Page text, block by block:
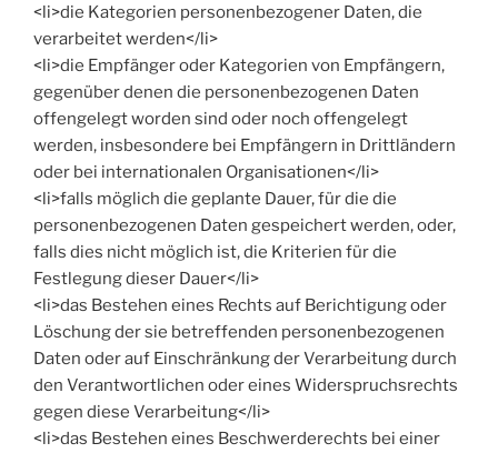
<li>die Kategorien personenbezogener Daten, die
verarbeitet werden</li>
<li>die Empfänger oder Kategorien von Empfängern,
gegenüber denen die personenbezogenen Daten
offengelegt worden sind oder noch offengelegt
werden, insbesondere bei Empfängern in Drittländern
oder bei internationalen Organisationen</li>
<li>falls möglich die geplante Dauer, für die die
personenbezogenen Daten gespeichert werden, oder,
falls dies nicht möglich ist, die Kriterien für die
Festlegung dieser Dauer</li>
<li>das Bestehen eines Rechts auf Berichtigung oder
Löschung der sie betreffenden personenbezogenen
Daten oder auf Einschränkung der Verarbeitung durch
den Verantwortlichen oder eines Widerspruchsrechts
gegen diese Verarbeitung</li>
<li>das Bestehen eines Beschwerderechts bei einer